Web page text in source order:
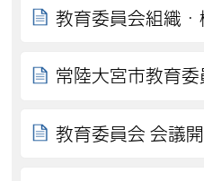
教育委員会組織・
常陸大宮市教育
教育委員会 会議